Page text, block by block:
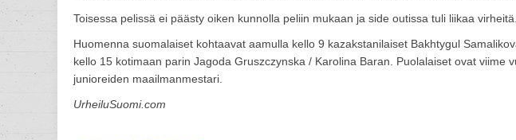
Toisessa pelissä ei päästy oiken kunnolla peliin mukaan ja side outissa tuli liikaa
Huomenna suomalaiset kohtaavat aamulla kello 9 kazakstanilaiset Bakhtygul
kello 15 kotimaan parin Jagoda Gruszczynska / Karolina Baran. Puolalaiset ovat viime
junioreiden maailmanmestari.
UrheiluSuomi.com